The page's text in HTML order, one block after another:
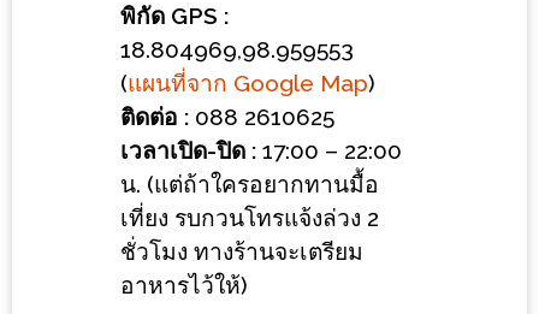
16
ร้าน
อร่อย
ที่
ต้อง
มา
ลอง
ถนน
คน
พิกัด GPS :
18.804969,98.959553
(แผนที่จาก Google Map)
ติดต่อ : 088 2610625
เวลาเปิด-ปิด : 17:00 – 22:00
น. (แต่ถ้าใครอยากทานมื้อ
เที่ยง รบกวนโทรแจ้งล่วง 2
ชั่วโมง ทางร้านจะเตรียม
อาหารไว้ให้)